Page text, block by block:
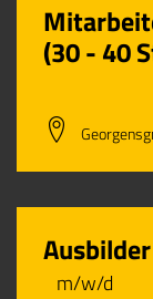
(30 - 40
m/w/d